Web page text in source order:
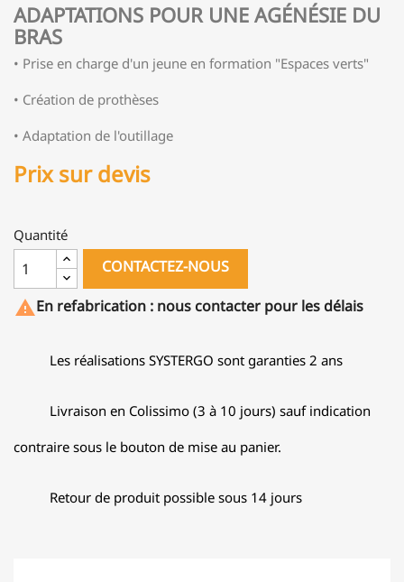
ADAPTATIONS POUR UNE AGÉNÉSIE DU
BRAS
• Prise en charge d'un jeune en formation "Espaces verts"
• Création de prothèses
• Adaptation de l'outillage
Prix sur devis
Quantité
CONTACTEZ-NOUS
En refabrication : nous contacter pour les délais
Les réalisations SYSTERGO sont garanties 2 ans
Livraison en Colissimo (3 à 10 jours) sauf indication
contraire sous le bouton de mise au panier.
Retour de produit possible sous 14 jours